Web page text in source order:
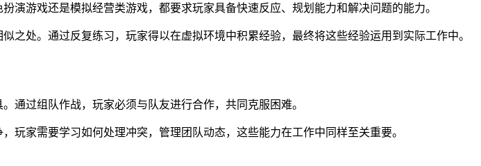
游戏还是模拟经营类游戏，都要求玩家具备快速反应、规划能力和解决问题的能力。
处。通过反复练习，玩家得以在虚拟环境中积累经验，最终将这些经验运用到实际工作中。
通过组队作战，玩家必须与队友进行合作，共同克服困难。
玩家需要学习如何处理冲突，管理团队动态，这些能力在工作中同样至关重要。